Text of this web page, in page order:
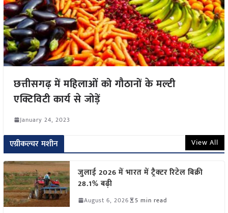
छत्तीसगढ़ में महिलाओं को गौठानों के मल्टी
एक्टिविटी कार्य से जोड़ें
January 24, 2023
एग्रीकल्चर मशीन View All
जुलाई 2026 में भारत में ट्रैक्टर रिटेल बिक्री
28.1% बढ़ी
August 6, 2026 5 min read